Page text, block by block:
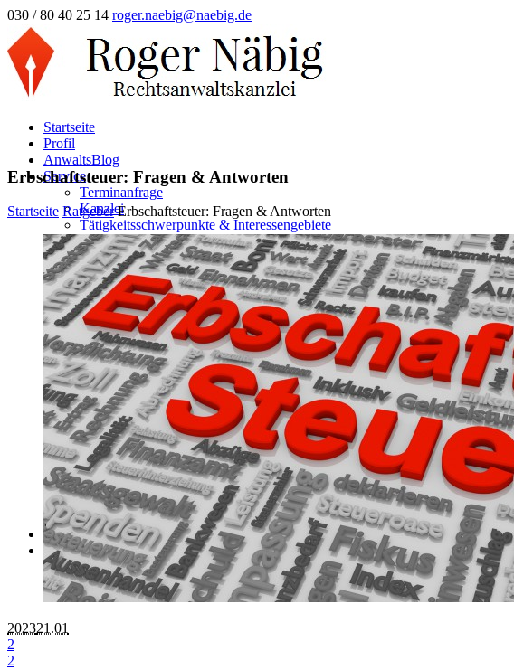
030 / 80 40 25 14 roger.naebig@naebig.de
Startseite
Profil
AnwaltsBlog
Service
Terminanfrage
Kanzlei
Tätigkeitsschwerpunkte & Interessengebiete
Erbrecht
Familienrecht
Mietrecht/WEG
Arbeitsrecht
Vertragsrecht/Inkasso
Verkehrsstrafrecht/OWi
Unfallregulierung
Strafrecht/Steuerstrafrecht
Scheidung Online
Frage & Antwort
Ehescheidung
Bußgeld / Strafbefehl Einspruch online
Bußgeldbescheid
Strafbefehl
Unfallregulierung online
Unfallschaden
Personenschaden
Referenzen unserer Mandanten
Datenschutz
Impressum
Erbschaftsteuer: Fragen & Antworten
Startseite Ratgeber Erbschaftsteuer: Fragen & Antworten
202321.01
2
2